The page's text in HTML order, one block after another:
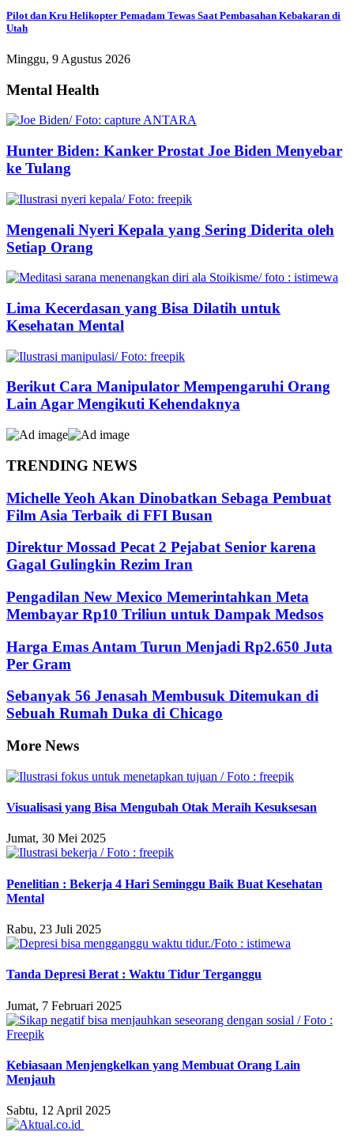
Pilot dan Kru Helikopter Pemadam Tewas Saat Pembasahan Kebakaran di
Utah
Minggu, 9 Agustus 2026
Mental Health
Hunter Biden: Kanker Prostat Joe Biden Menyebar
ke Tulang
Mengenali Nyeri Kepala yang Sering Diderita oleh
Setiap Orang
Lima Kecerdasan yang Bisa Dilatih untuk
Kesehatan Mental
Berikut Cara Manipulator Mempengaruhi Orang
Lain Agar Mengikuti Kehendaknya
TRENDING NEWS
Michelle Yeoh Akan Dinobatkan Sebaga Pembuat
Film Asia Terbaik di FFI Busan
Direktur Mossad Pecat 2 Pejabat Senior karena
Gagal Gulingkin Rezim Iran
Pengadilan New Mexico Memerintahkan Meta
Membayar Rp10 Triliun untuk Dampak Medsos
Harga Emas Antam Turun Menjadi Rp2.650 Juta
Per Gram
Sebanyak 56 Jenasah Membusuk Ditemukan di
Sebuah Rumah Duka di Chicago
More News
Visualisasi yang Bisa Mengubah Otak Meraih Kesuksesan
Jumat, 30 Mei 2025
Penelitian : Bekerja 4 Hari Seminggu Baik Buat Kesehatan
Mental
Rabu, 23 Juli 2025
Tanda Depresi Berat : Waktu Tidur Terganggu
Jumat, 7 Februari 2025
Kebiasaan Menjengkelkan yang Membuat Orang Lain
Menjauh
Sabtu, 12 April 2025